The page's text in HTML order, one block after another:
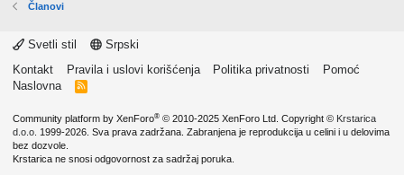
Članovi
Svetli stil
Srpski
Kontakt
Pravila i uslovi korišćenja Politika privatnosti
Pomoć
Naslovna
R
Community platform by XenForo® © 2010-2025 XenForo Ltd. Copyright © Krstarica
d.o.o. 1999-2026. Sva prava zadržana. Zabranjena je reprodukcija u celini i u delovima
bez dozvole.
Krstarica ne snosi odgovornost za sadržaj poruka.